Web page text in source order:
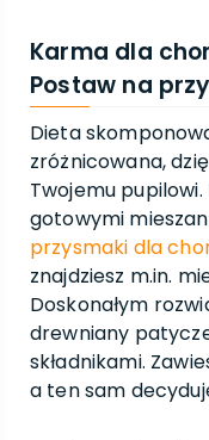
Karma dla
Postaw na
Dieta
zróżnicowana,
Twojemu pupilowi.
gotowymi
przysmaki dla
znajdziesz m.in.
Doskonałym
drewniany
składnikami.
a ten sam